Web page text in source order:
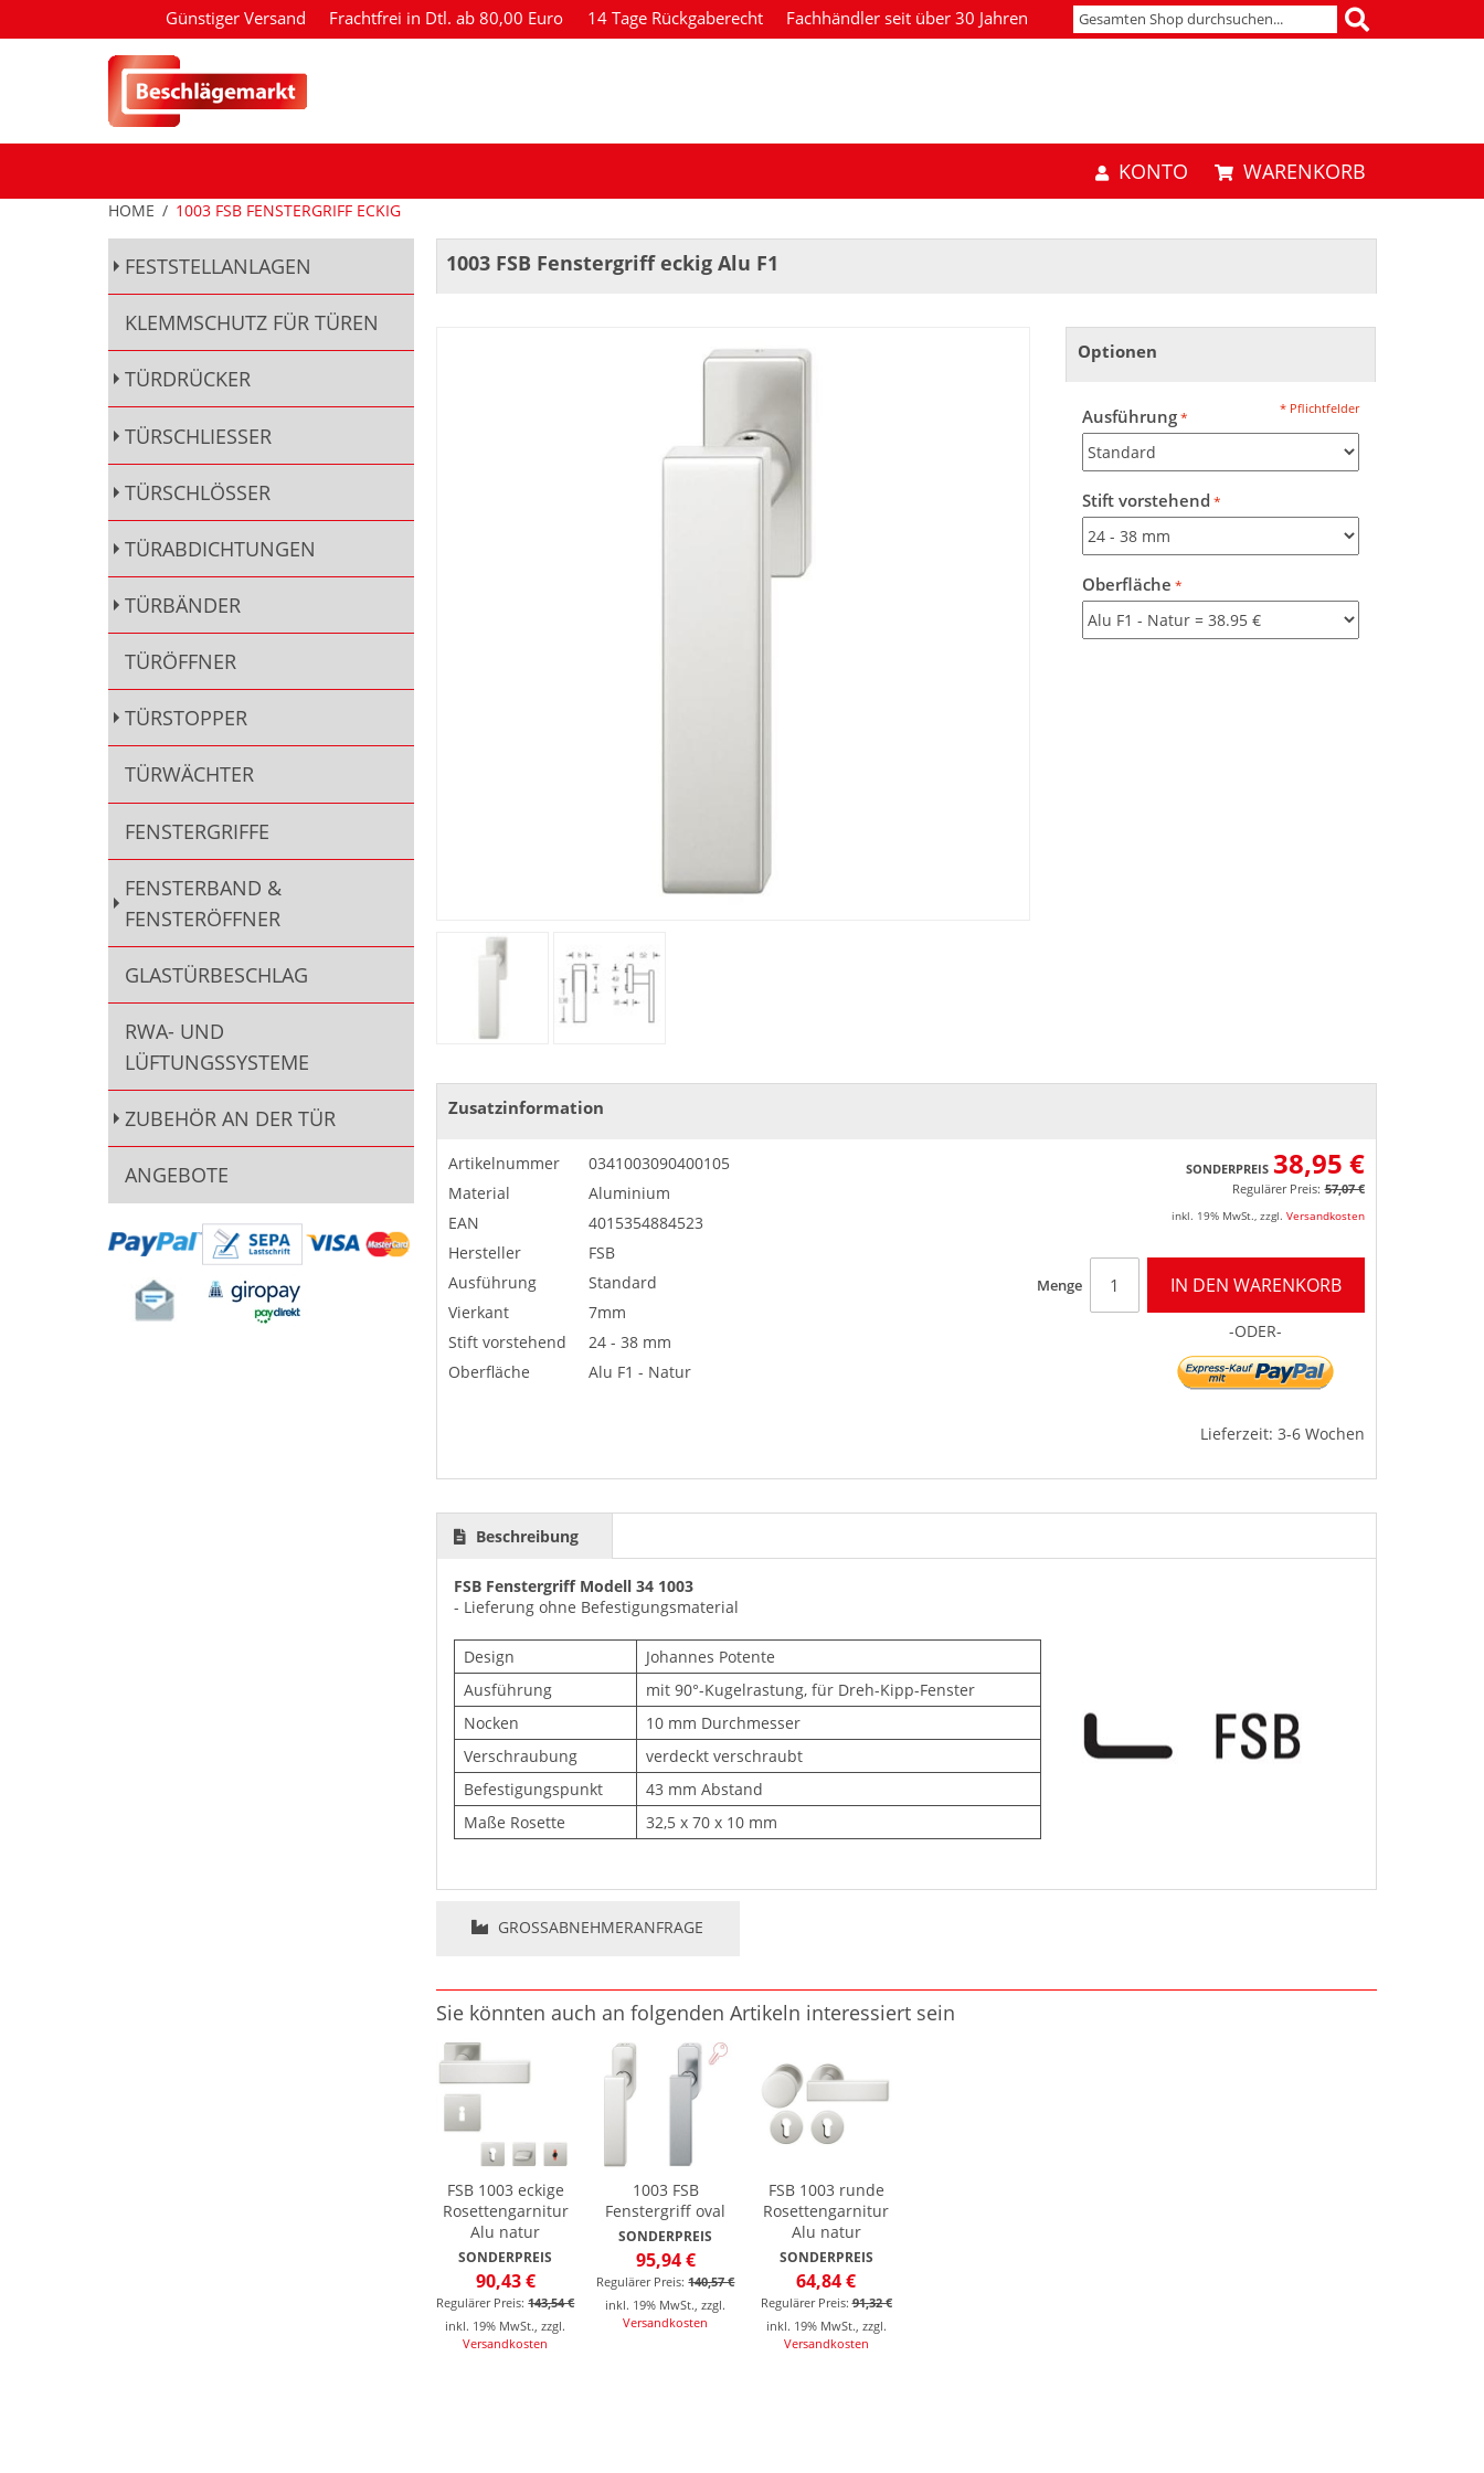
Günstiger Versand Frachtfrei in Dtl. ab 80,00 Euro 14 Tage Rückgaberecht Fachhändler seit über 30 Jahren
KONTO WARENKORB
HOME / 1003 FSB FENSTERGRIFF ECKIG
1003 FSB Fenstergriff eckig Alu F1
Optionen
Ausführung
Stift vorstehend
Oberfläche
* Pflichtfelder
Zusatzinformation
Artikelnummer
0341003090400105
Material
Aluminium
EAN
4015354884523
Hersteller
FSB
Ausführung
Standard
Vierkant
7mm
Stift vorstehend
24 - 38 mm
Oberfläche
Alu F1 - Natur
SONDERPREIS 38,95 €
Regulärer Preis: 57,07 €
inkl. 19% MwSt. zzgl. Versandkosten
Menge IN DEN WARENKORB
-ODER-
Lieferzeit: 3-6 Wochen
Beschreibung
FSB Fenstergriff Modell 34 1003
- Lieferung ohne Befestigungsmaterial
Design
Johannes Potente
Ausführung
mit 90°-Kugelrastung, für Dreh-Kipp-Fenster
Nocken
10 mm Durchmesser
Verschraubung
verdeckt verschraubt
Befestigungspunkt
43 mm Abstand
Maße Rosette
32,5 x 70 x 10 mm
GROSSABNEHMERANFRAGE
Sie könnten auch an folgenden Artikeln interessiert sein
FSB 1003 eckige
Rosettengarnitur
Alu natur
SONDERPREIS
90,43 €
Regulärer Preis: 143,54 €
inkl. 19% MwSt. ,zzgl.
Versandkosten
1003 FSB
Fenstergriff oval
SONDERPREIS
95,94 €
Regulärer Preis: 140,57 €
inkl. 19% MwSt. ,zzgl.
Versandkosten
FSB 1003 runde
Rosettengarnitur
Alu natur
SONDERPREIS
64,84 €
Regulärer Preis: 91,32 €
inkl. 19% MwSt. zzgl.
Versandkosten
FESTSTELLANLAGEN
KLEMMSCHUTZ FÜR TÜREN
TÜRDRÜCKER
TÜRSCHLIESSER
TÜRSCHLÖSSER
TÜRABDICHTUNGEN
TÜRBÄNDER
TÜRÖFFNER
TÜRSTOPPER
TÜRWÄCHTER
FENSTERGRIFFE
FENSTERBAND &
FENSTERÖFFNER
GLASTÜRBESCHLAG
RWA- UND
LÜFTUNGSSYSTEME
ZUBEHÖR AN DER TÜR
ANGEBOTE